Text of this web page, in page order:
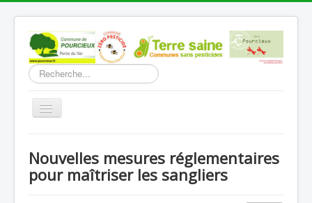
Rechercher
Basculer
Découverte
Nouvelles mesures réglementaires
pour maîtriser les sangliers